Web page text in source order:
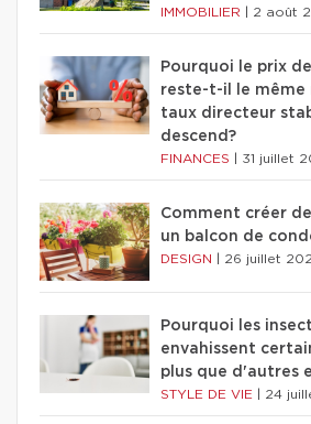
IMMOBILIER 2 août
Pourquoi le prix
reste-t-il le même
taux directeur
descend?
FINANCES 31 juillet
Comment créer
un balcon de
DESIGN 26 juillet
Pourquoi les
envahissent
plus que d'autres
STYLE DE VIE 24